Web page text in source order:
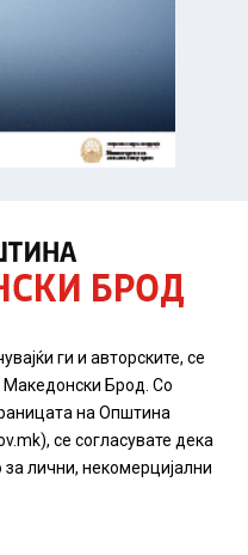
ги и авторските, се
Брод. Со
на Општина
се согласувате дека
лични, некомерцијални